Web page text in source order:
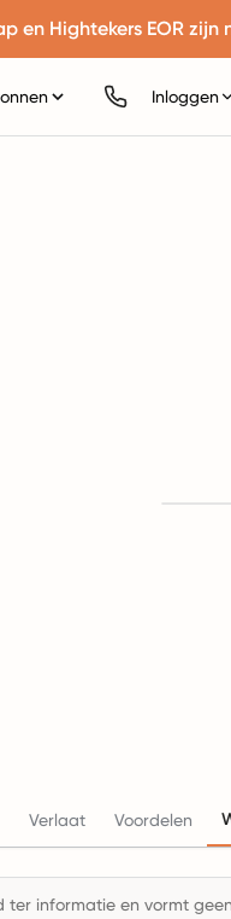
en Hightekers EOR zijn
Inloggen
Verlaat Voordelen
ter informatie en vormt